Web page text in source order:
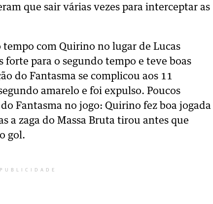
que sair várias vezes para interceptar as
com Quirino no lugar de Lucas
para o segundo tempo e teve boas
do Fantasma se complicou aos 11
amarelo e foi expulso. Poucos
Fantasma no jogo: Quirino fez boa jogada
a zaga do Massa Bruta tirou antes que
gol.
PUBLICIDADE